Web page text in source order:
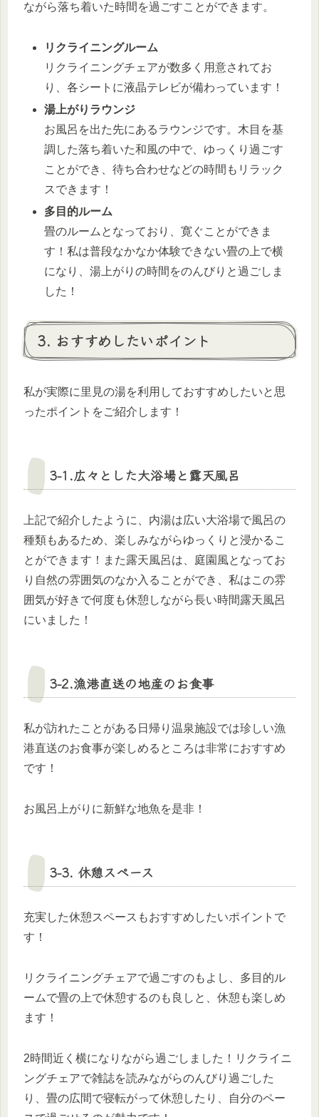
ながら落ち着いた時間を過ごすことができます。
リクライニングルーム
リクライニングチェアが数多く用意されてお
り、各シートに液晶テレビが備わっています！
湯上がりラウンジ
お風呂を出た先にあるラウンジです。木目を基
調した落ち着いた和風の中で、ゆっくり過ごす
ことができ、待ち合わせなどの時間もリラック
スできます！
多目的ルーム
畳のルームとなっており、寛ぐことができま
す！私は普段なかなか体験できない畳の上で横
になり、湯上がりの時間をのんびりと過ごしま
した！
3. おすすめしたいポイント
私が実際に里見の湯を利用しておすすめしたいと思
ったポイントをご紹介します！
3-1.広々とした大浴場と露天風呂
上記で紹介したように、内湯は広い大浴場で風呂の
種類もあるため、楽しみながらゆっくりと浸かるこ
とができます！また露天風呂は、庭園風となってお
り自然の雰囲気のなか入ることができ、私はこの雰
囲気が好きで何度も休憩しながら長い時間露天風呂
にいました！
3-2.漁港直送の地産のお食事
私が訪れたことがある日帰り温泉施設では珍しい漁
港直送のお食事が楽しめるところは非常におすすめ
です！
お風呂上がりに新鮮な地魚を是非！
3-3. 休憩スペース
充実した休憩スペースもおすすめしたいポイントで
す！
リクライニングチェアで過ごすのもよし、多目的ル
ームで畳の上で休憩するのも良しと、休憩も楽しめ
ます！
2時間近く横になりながら過ごしました！リクライニ
ングチェアで雑誌を読みながらのんびり過ごした
り、畳の広間で寝転がって休憩したり、自分のペー